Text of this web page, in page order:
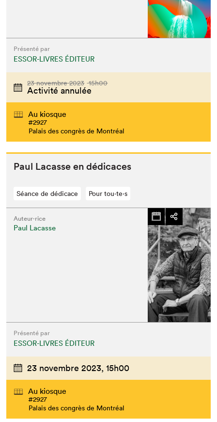
Présenté par
ESSOR-LIVRES ÉDITEUR
23 novembre 2023 15h00
Activité annulée
Au kiosque
#2927
Palais des congrès de Montréal
Paul Lacasse en dédicaces
Séance de dédicace Pour tou⋅te⋅s
Auteur·rice
Paul Lacasse
Présenté par
ESSOR-LIVRES ÉDITEUR
23 novembre 2023, 15h00
Au kiosque
#2927
Palais des congrès de Montréal